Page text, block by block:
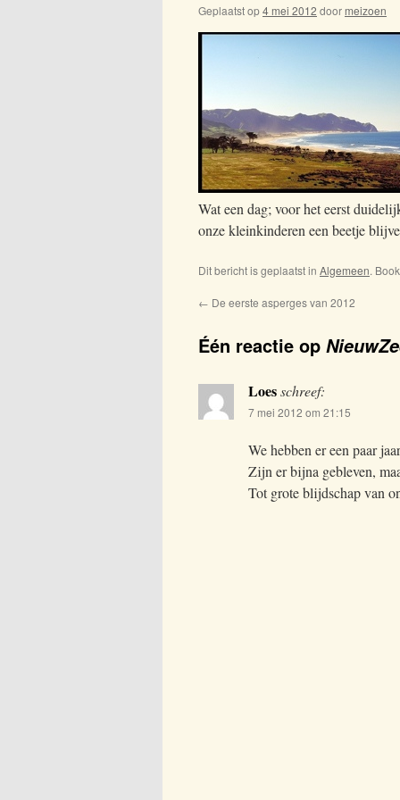
Geplaatst op4 mei 2012 doormeizoen
Wat een dag; voor het eerst
onze kleinkinderen een beetje
Dit bericht is geplaatst in Algemeen.
← De eerste asperges van 2012
Één reactie op
Loesschreef:
7 mei 2012 om 21:15
We hebben er een paar
Zijn er bijna gebleven,
Tot grote blijdschap van